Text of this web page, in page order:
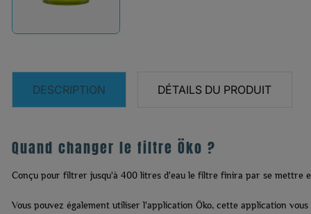
DESCRIPTION DÉTAILS DU PRODUIT
Quand changer le filtre Öko ?
Conçu pour filtrer jusqu'à 400 litres d'eau le filtre finira par se mettre
Vous pouvez également utiliser l'application Öko, cette application